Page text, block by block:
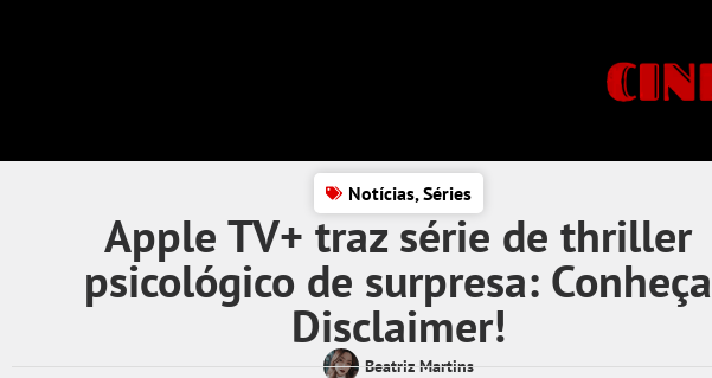
Notícias,Séries
Apple TV+ traz série de thriller
psicológico de surpresa: Conheça
Disclaimer!
Beatriz Martins